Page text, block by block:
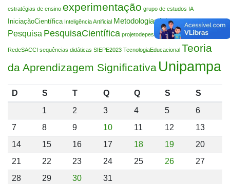
estratégias de ensino experimentação grupo de estudos IA
IniciaçãoCientífica Inteligência Artificial MetodologiasAtivas Palestra
Pesquisa PesquisaCientífica projetodepesquisa Química
RedeSACCI sequências didáticas SIEPE2023 TecnologiaEducacional Teoria
da Aprendizagem Significativa Unipampa
D S T Q Q S
S
1
2 3 4 5
6
7
8 9 10 11 12
13
14
15 16 17 18 19
20
21
22 23 24 25 26
27
28
29 30 31